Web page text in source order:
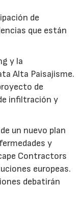
de
que están
y la
Alta Paisajisme.
de
infiltración y
un nuevo plan
y
Contractors
europeas.
debatirán